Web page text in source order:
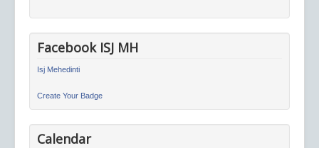
Facebook ISJ MH
Isj Mehedinti
Create Your Badge
Calendar